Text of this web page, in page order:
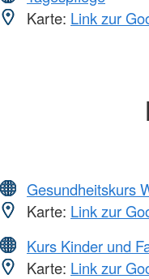
Karte: Link zur
Gesundheitskurs
Karte: Link zur
Kurs Kinder und
Karte: Link zur